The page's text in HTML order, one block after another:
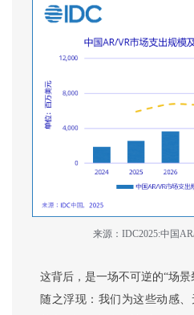
来源：IDC2025:中国
这背后，是一场不可逆的“场
随之浮现：我们为这些动感